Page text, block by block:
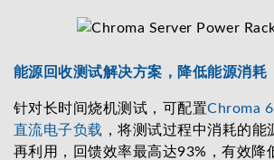
能源回收测试解决方案，降低能源消耗
针对长时间烧机测试，可配置Chroma
直流电子负载 ，将测试过程中消耗的能
再利用，回馈效率最高达93%，有效降